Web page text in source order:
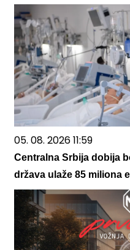
05. 08. 2026 11:59
Centralna Srbija dobija
država ulaže 85 miliona